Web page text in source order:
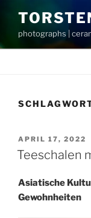
Inhalt
springenphotographs |
AM
APRIL 17, 2022
Teeschalen
Asiatische
Gewohnheiten